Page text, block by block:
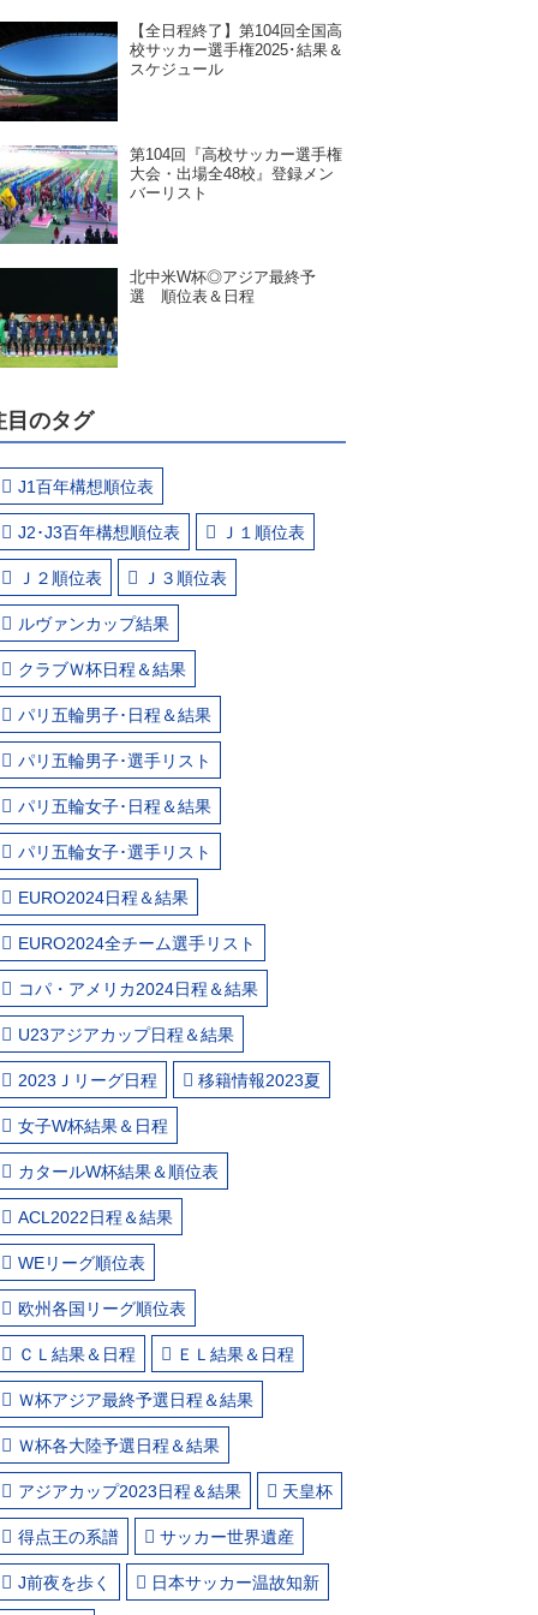
【全日程終了】第104回全国高
校サッカー選手権2025･結果＆
スケジュール
第104回『高校サッカー選手権
大会・出場全48校』登録メン
バーリスト
北中米W杯◎アジア最終予
選 順位表＆日程
目のタグ
J1百年構想順位表
J2･J3百年構想順位表 Ｊ１順位表
Ｊ２順位表 Ｊ３順位表
ルヴァンカップ結果
クラブＷ杯日程＆結果
パリ五輪男子･日程＆結果
パリ五輪男子･選手リスト
パリ五輪女子･日程＆結果
パリ五輪女子･選手リスト
EURO2024日程＆結果
EURO2024全チーム選手リスト
コパ・アメリカ2024日程＆結果
U23アジアカップ日程＆結果
2023Ｊリーグ日程 移籍情報2023夏
女子W杯結果＆日程
カタールW杯結果＆順位表
ACL2022日程＆結果
WEリーグ順位表
欧州各国リーグ順位表
ＣＬ結果＆日程 ＥＬ結果＆日程
Ｗ杯アジア最終予選日程＆結果
Ｗ杯各大陸予選日程＆結果
アジアカップ2023日程＆結果 天皇杯
得点王の系譜 サッカー世界遺産
J前夜を歩く 日本サッカー温故知新